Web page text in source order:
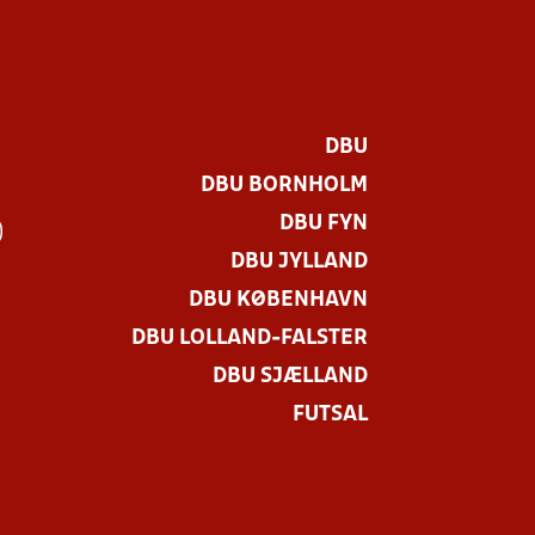
DBU
DBU BORNHOLM
DBU FYN
DBU JYLLAND
DBU KØBENHAVN
DBU LOLLAND-FALSTER
DBU SJÆLLAND
FUTSAL